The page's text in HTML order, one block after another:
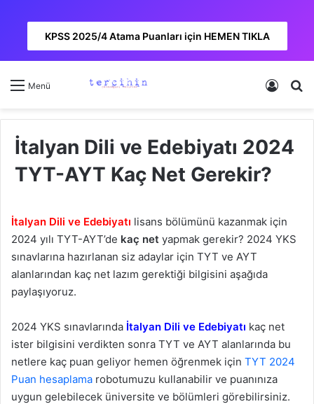
KPSS 2025/4 Atama Puanları için HEMEN TIKLA
Menü Kayıt
İtalyan Dili ve Edebiyatı 2024
TYT-AYT Kaç Net Gerekir?
İtalyan Dili ve Edebiyatı lisans bölümünü kazanmak için
2024 yılı TYT-AYT’de kaç net yapmak gerekir? 2024 YKS
sınavlarına hazırlanan siz adaylar için TYT ve AYT
alanlarından kaç net lazım gerektiği bilgisini aşağıda
paylaşıyoruz.
2024 YKS sınavlarında İtalyan Dili ve Edebiyatı kaç net
ister bilgisini verdikten sonra TYT ve AYT alanlarında bu
netlere kaç puan geliyor hemen öğrenmek için TYT 2024
Puan hesaplama robotumuzu kullanabilir ve puanınıza
uygun gelebilecek üniversite ve bölümleri görebilirsiniz.